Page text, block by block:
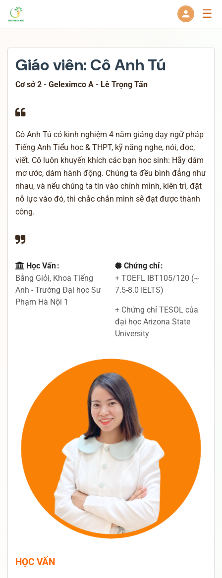
☰
Giáo viên: Cô Anh Tú
Cơ sở 2 - Geleximco A - Lê Trọng Tấn
Cô Anh Tú có kinh nghiệm 4 năm giảng dạy ngữ pháp
Tiếng Anh Tiểu học & THPT, kỹ năng nghe, nói, đọc,
viết. Cô luôn khuyến khích các bạn học sinh: Hãy dám
mơ ước, dám hành động. Chúng ta đều bình đẳng như
nhau, và nếu chúng ta tin vào chính mình, kiên trì, đặt
nỗ lực vào đó, thì chắc chắn mình sẽ đạt được thành
công.
Học Vấn
Bằng Giỏi, Khoa Tiếng
Anh - Trường Đại học Sư
Phạm Hà Nội 1
Chứng chỉ
+ TOEFL IBT105/120 (~
7.5-8.0 IELTS)
+ Chứng chỉ TESOL của
đại học Arizona State
University
HỌC VẤN